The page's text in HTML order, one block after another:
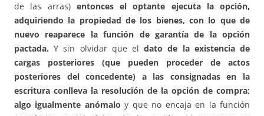
de las arras) entonces el optante ejecuta la opción,
adquiriendo la propiedad de los bienes, con lo que de
nuevo reaparece la función de garantía de la opción
pactada. Y sin olvidar que eldato de la existencia de
cargas posteriores (que pueden proceder de actos
posteriores del concedente) a las consignadas en la
escritura conlleva la resolución de la opción de compra;
algo igualmente anómalo y que no encaja en la función